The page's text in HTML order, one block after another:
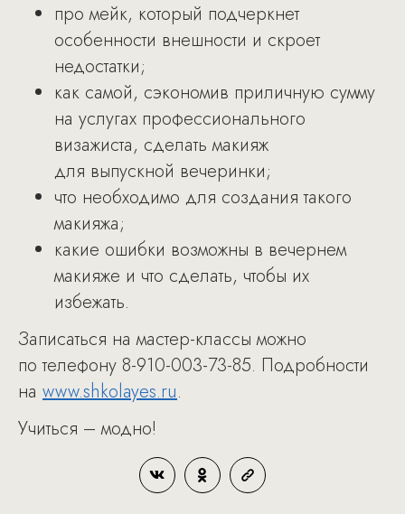
про мейк, который подчеркнет
особенности внешности и скроет
недостатки;
как самой, сэкономив приличную сумму
на услугах профессионального
визажиста, сделать макияж
для выпускной вечеринки;
что необходимо для создания такого
макияжа;
какие ошибки возможны в вечернем
макияже и что сделать, чтобы их
избежать.
Записаться на мастер-классы можно
по телефону 8-910-003-73-85. Подробности
на www.shkolayes.ru.
Учиться – модно!